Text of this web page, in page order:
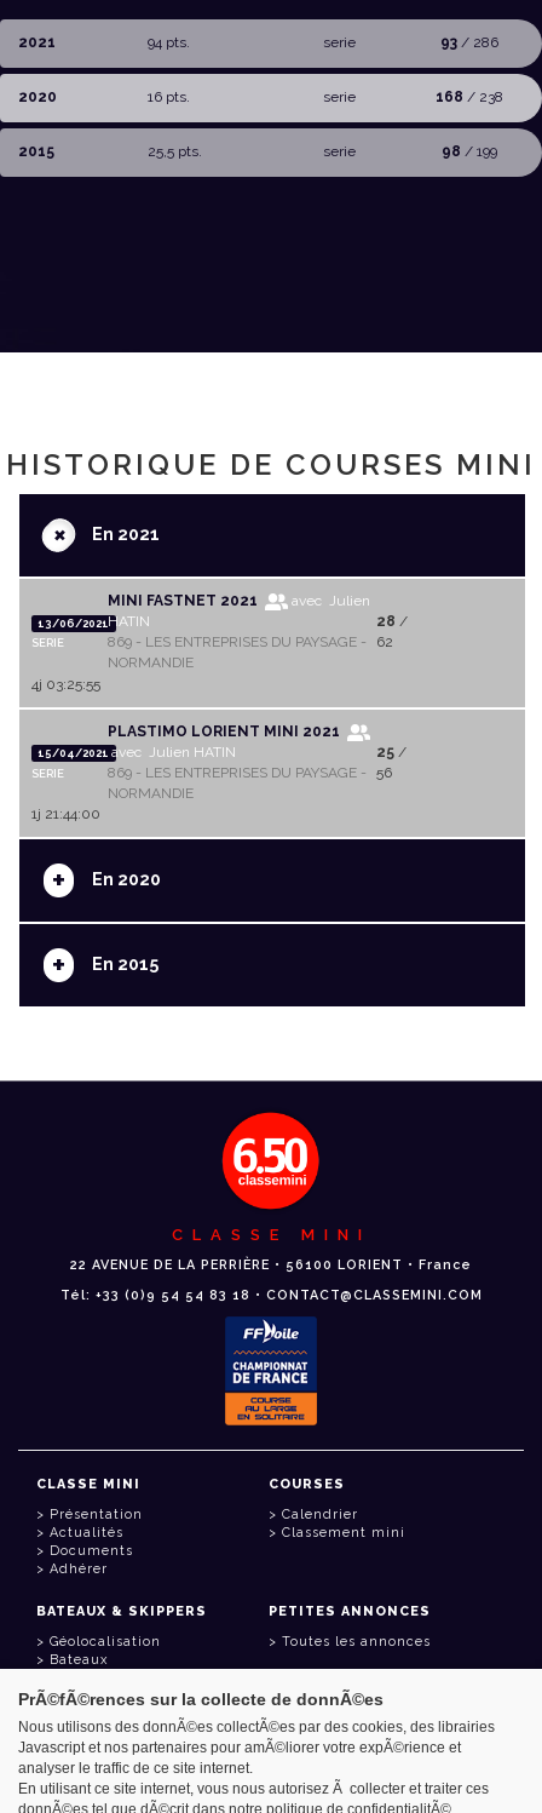
2021 94 pts. serie 93/ 286
2020 16 pts. serie 168 / 238
2015 25,5 pts. serie 98 / 199
HISTORIQUE DE COURSES MINI
+En 2021
13/06/2021
SERIE
MINI FASTNET 2021
avec Julien
HATIN
869 - LES ENTREPRISES DU PAYSAGE -
NORMANDIE
28 /
62
4j 03:25:55
15/04/2021
SERIE
PLASTIMO LORIENT MINI 2021
avec Julien HATIN
869 - LES ENTREPRISES DU PAYSAGE -
NORMANDIE
25/
56
1j 21:44:00
+ En 2020
+ En 2015
CLASSE MINI
22 AVENUE DE LA PERRIÈRE • 56100 LORIENT • France
Tél: +33 (0)9 54 54 83 18 • CONTACT@CLASSEMINI.COM
CLASSE MINI
Présentation
Actualités
Documents
Adhérer
COURSES
Calendrier
Classement mini
BATEAUX & SKIPPERS
Géolocalisation
Bateaux
PETITES ANNONCES
Toutes les annonces
LIENS UTILES
Espace adhérent
Contact
Carnet d'adresses
Goodies
PrÃ©fÃ©rences sur la collecte de donnÃ©es
Nous utilisons des donnÃ©es collectÃ©es par des cookies, des librairies
Javascript et nos partenaires pour amÃ©liorer votre expÃ©rience et
analyser le traffic de ce site internet.
En utilisant ce site internet, vous nous autorisez Ã collecter et traiter ces
donnÃ©es tel que dÃ©crit dans notre politique de confidentialitÃ©.